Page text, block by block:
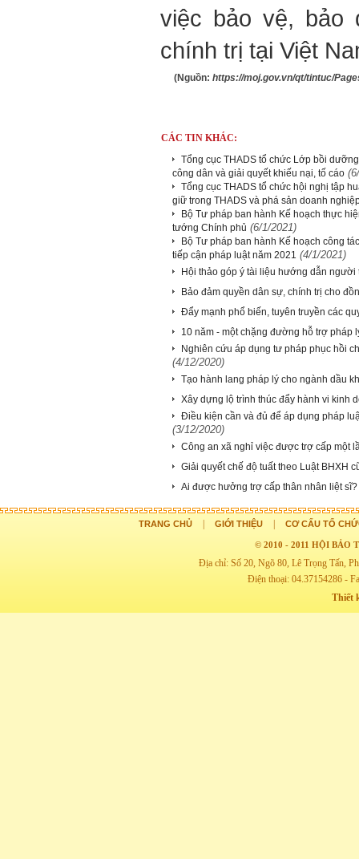
việc bảo vệ, bảo
chính trị tại Việt
(Nguồn: https://moj.gov.vn/qt/tintuc/
CÁC TIN KHÁC:
Tổng cục THADS tổ chức Lớp bồi
công dân và giải quyết khiếu nại, tố cáo
Tổng cục THADS tổ chức hội nghị tập
giữ trong THADS và phá sản doanh
Bộ Tư pháp ban hành Kế hoạch thực
tướng Chính phủ (6/1/2021)
Bộ Tư pháp ban hành Kế hoạch công
tiếp cận pháp luật năm 2021 (4/1/2021)
Hội thảo góp ý tài liệu hướng dẫn
Bảo đảm quyền dân sự, chính trị cho
Đẩy mạnh phổ biến, tuyên truyền các
10 năm - một chặng đường hỗ trợ
Nghiên cứu áp dụng tư pháp phục hồi
(4/12/2020)
Tạo hành lang pháp lý cho ngành dầu
Xây dựng lộ trình thúc đẩy hành vi kinh
Điều kiện cần và đủ để áp dụng pháp
(3/12/2020)
Công an xã nghỉ việc được trợ cấp một
Giải quyết chế độ tuất theo Luật BHXH
Ai được hưởng trợ cấp thân nhân liệt sĩ?
TRANG CHỦ GIỚI THIỆU CƠ CẤU TỔ
© 2010 - 2011 HỘI BẢO
Địa chỉ: Số 20, Ngõ 80, Lê Trọng Tấn,
Điện thoại: 04.37154286 -
Thiết